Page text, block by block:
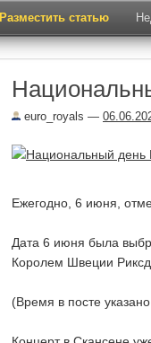
Разместить статью
euro_royals —
Ежегодно, 6 июня,
Дата 6 июня была
Королем Швеции
(Время в посте